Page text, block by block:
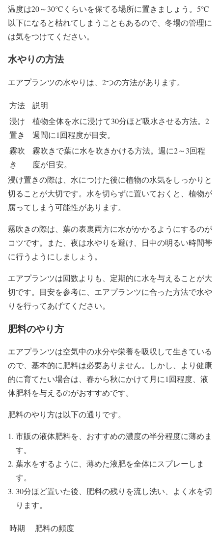
温度は20～30℃くらいを保てる場所に置きましょう。5℃
以下になると枯れてしまうこともあるので、冬場の管理に
は気をつけてください。
水やりの方法
エアプランツの水やりは、2つの方法があります。
方法
説明
浸け
置き
植物全体を水に浸けて30分ほど吸水させる方法。2
週間に1回程度が目安。
霧吹
き
霧吹きで葉に水を吹きかける方法。週に2～3回程
度が目安。
浸け置きの際は、水につけた後に植物の水気をしっかりと
切ることが大切です。水を切らずに置いておくと、植物が
腐ってしまう可能性があります。
霧吹きの際は、葉の表裏両方に水がかかるようにするのが
コツです。また、夜は水やりを避け、日中の明るい時間帯
に行うようにしましょう。
エアプランツは回数よりも、定期的に水を与えることが大
切です。目安を参考に、エアプランツに合った方法で水や
りを行ってあげてください。
肥料のやり方
エアプランツは空気中の水分や栄養を吸収して生きている
ので、基本的に肥料は必要ありません。しかし、より健康
的に育てたい場合は、春から秋にかけて月に1回程度、液
体肥料を与えるのがおすすめです。
肥料のやり方は以下の通りです。
市販の液体肥料を、おすすめの濃度の半分程度に薄めま
す。
葉水をするように、薄めた液肥を全体にスプレーしま
す。
30分ほど置いた後、肥料の残りを流し洗い、よく水を切
ります。
時期
肥料の頻度